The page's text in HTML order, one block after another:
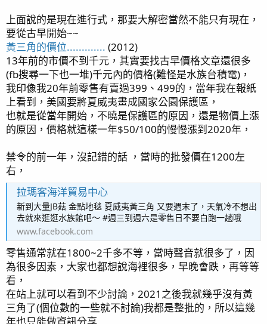
上面說的是現在進行式，那要大解密當然不能只有現在，
要從古早開始~~
黃三角的價位............. (2012)
13年前的市價不到千元，其實要找古早價格文章還很多
(fb搜尋一下也一堆)千元內的價格(難怪是水族台積電)，
我印像我20年前零售有賣過399、499的，當年我在報紙
上看到，美國要將夏威夷畫成國家公園保護區，
也就是從當年開始，不曉是保護區的原因，還是物價上漲
的原因，價格就這樣一年$50/100的慢慢漲到2020年，
禁令的前一年，沒記錯的話 ，當時的批發價在1200左
右，
拉瑪客海洋貿易中心
新到大量JB菇 金點地毯 夏威夷黃三角 又要週末了，天氣冷不想出
去就來逛逛水族館吧～ #週三到週六是零售日不要白跑一趟哦
www.facebook.com
零售通常就在1800~2千多不等，當時聲音就很多了，因
為很多因素，大家也都想說海裡很多，早晚會跌，再等等
看，
在站上就可以看到不少討論，2021之後我就幾乎沒有黃
三角了(個位數的一些就不討論)我都是整批的，所以這幾